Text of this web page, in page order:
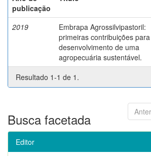
publicação
2019
Embrapa Agrossilvipastoril:
primeiras contribuições
desenvolvimento de uma
agropecuária sustentável.
Resultado 1-1 de 1.
Busca facetada
Editor